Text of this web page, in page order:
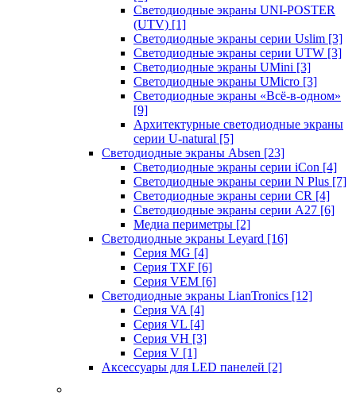
Светодиодные экраны UNI-POSTER
(UTV) [1]
Светодиодные экраны серии Uslim [3]
Светодиодные экраны серии UTW [3]
Светодиодные экраны UMini [3]
Светодиодные экраны UMicro [3]
Светодиодные экраны «Всё-в-одном»
[9]
Архитектурные светодиодные экраны
серии U-natural [5]
Светодиодные экраны Absen [23]
Светодиодные экраны серии iCon [4]
Светодиодные экраны серии N Plus [7]
Светодиодные экраны серии CR [4]
Светодиодные экраны серии А27 [6]
Медиа периметры [2]
Светодиодные экраны Leyard [16]
Серия MG [4]
Серия TXF [6]
Серия VEM [6]
Светодиодные экраны LianTronics [12]
Серия VA [4]
Серия VL [4]
Серия VH [3]
Серия V [1]
Аксессуары для LED панелей [2]